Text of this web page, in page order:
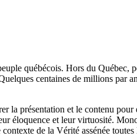
québécois. Hors du Québec,
centaines de millions par
la présentation et le contenu
éloquence et leur virtuosité.
de la Vérité assénée